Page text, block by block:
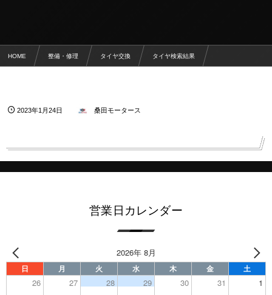
HOME 整備・修理 タイヤ交換 タイヤ検索結果
2023年1月24日 桑田モータース
営業日カレンダー
2026年 8月
日 月 火 水 木 金 土
26 27 28 29 30 31 1